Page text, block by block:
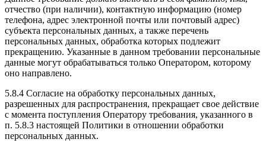
отчество (при наличии), контактную информацию (номер
телефона, адрес электронной почты или почтовый адрес)
субъекта персональных данных, а также перечень
персональных данных, обработка которых подлежит
прекращению. Указанные в данном требовании персональные
данные могут обрабатываться только Оператором, которому
оно направлено.
5.8.4 Согласие на обработку персональных данных,
разрешенных для распространения, прекращает свое действие
с момента поступления Оператору требования, указанного в
п. 5.8.3 настоящей Политики в отношении обработки
персональных данных.